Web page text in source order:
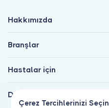
Çerez Tercihlerinizi Seçin
Hakkımızda
Branşlar
Hastalar için
Doktorlar için